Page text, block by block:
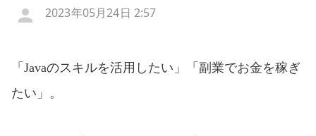
2023年05月24日 2:57
「Javaのスキルを活用したい」「副業でお金を稼ぎ
たい」。